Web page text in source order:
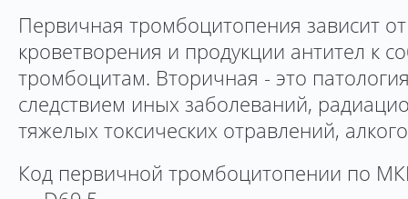
Первичная тромбоцитопения зависит
кроветворения и продукции антител к
тромбоцитам. Вторичная - это
следствием иных заболеваний,
тяжелых токсических отравлений,
Код первичной тромбоцитопении по